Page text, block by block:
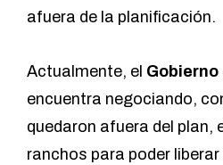
afuera de la planificación.
Actualmente, el Gobierno
encuentra negociando,
quedaron afuera del plan,
ranchos para poder